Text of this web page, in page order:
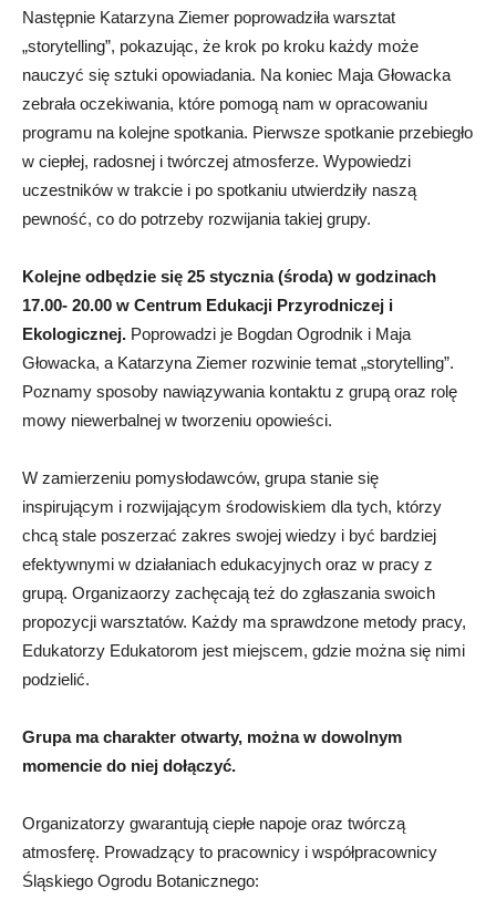
Następnie Katarzyna Ziemer poprowadziła warsztat
„storytelling”, pokazując, że krok po kroku każdy może
nauczyć się sztuki opowiadania. Na koniec Maja Głowacka
zebrała oczekiwania, które pomogą nam w opracowaniu
programu na kolejne spotkania. Pierwsze spotkanie przebiegło
w ciepłej, radosnej i twórczej atmosferze. Wypowiedzi
uczestników w trakcie i po spotkaniu utwierdziły naszą
pewność, co do potrzeby rozwijania takiej grupy.
Kolejne odbędzie się 25 stycznia (środa) w godzinach
17.00- 20.00 w Centrum Edukacji Przyrodniczej i
Ekologicznej. Poprowadzi je Bogdan Ogrodnik i Maja
Głowacka, a Katarzyna Ziemer rozwinie temat „storytelling”.
Poznamy sposoby nawiązywania kontaktu z grupą oraz rolę
mowy niewerbalnej w tworzeniu opowieści.
W zamierzeniu pomysłodawców, grupa stanie się
inspirującym i rozwijającym środowiskiem dla tych, którzy
chcą stale poszerzać zakres swojej wiedzy i być bardziej
efektywnymi w działaniach edukacyjnych oraz w pracy z
grupą. Organizaorzy zachęcają też do zgłaszania swoich
propozycji warsztatów. Każdy ma sprawdzone metody pracy,
Edukatorzy Edukatorom jest miejscem, gdzie można się nimi
podzielić.
Grupa ma charakter otwarty, można w dowolnym
momencie do niej dołączyć.
Organizatorzy gwarantują ciepłe napoje oraz twórczą
atmosferę. Prowadzący to pracownicy i współpracownicy
Śląskiego Ogrodu Botanicznego: